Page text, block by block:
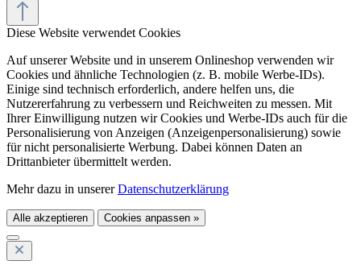
Diese Website verwendet Cookies
Auf unserer Website und in unserem Onlineshop verwenden wir
Cookies und ähnliche Technologien (z. B. mobile Werbe-IDs).
Einige sind technisch erforderlich, andere helfen uns, die
Nutzererfahrung zu verbessern und Reichweiten zu messen. Mit
Ihrer Einwilligung nutzen wir Cookies und Werbe-IDs auch für die
Personalisierung von Anzeigen (Anzeigenpersonalisierung) sowie
für nicht personalisierte Werbung. Dabei können Daten an
Drittanbieter übermittelt werden.
Mehr dazu in unsererDatenschutzerklärung
Alle akzeptieren Cookies anpassen »